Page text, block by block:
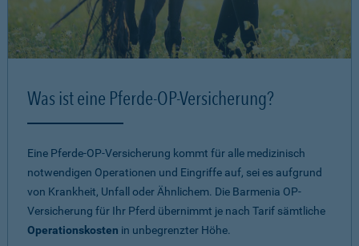
Was ist eine Pferde-OP-Versicherung?
Eine Pferde-OP-Versicherung kommt für alle medizinisch
notwendigen Operationen und Eingriffe auf, sei es aufgrund
von Krankheit, Unfall oder Ähnlichem. Die Barmenia OP-
Versicherung für Ihr Pferd übernimmt je nach Tarif sämtliche
Operationskosten in unbegrenzter Höhe.